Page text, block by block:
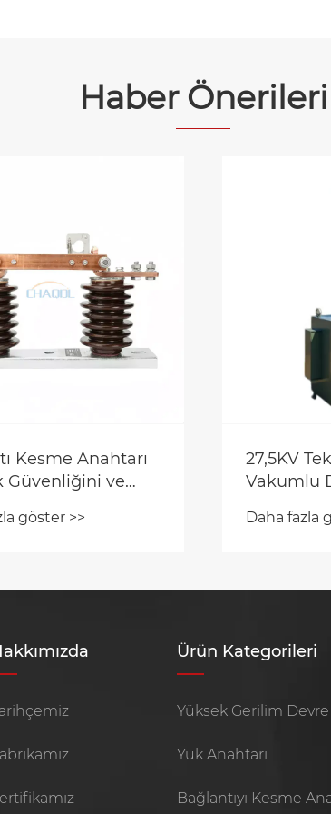
Haber Önerileri
Kutuplu
Devre Kesici
Güvenliğini Nasıl
göster >>
Devre
kesme
Daha fazla
Ürün Kategorileri
Yüksek Gerilim
Yük Anahtarı
Bağlantıyı Kesme